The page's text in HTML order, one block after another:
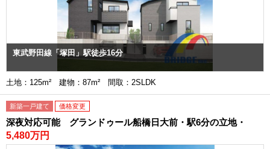
東武野田線「塚田」駅徒歩16分
土地：125m² 建物：87m² 間取：2SLDK
新築一戸建て 価格変更
深夜対応可能 グランドゥール船橋日大前・駅6分の立地・
5,480万円